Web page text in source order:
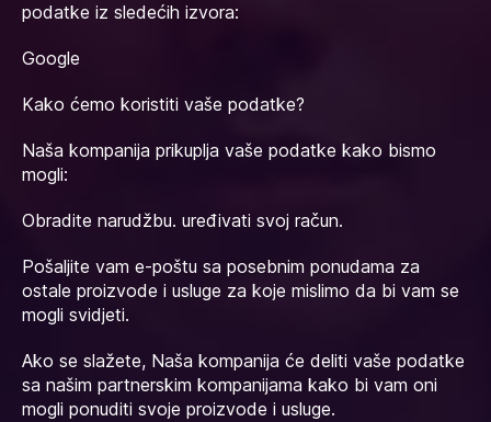
podatke iz sledećih izvora:
Google
Kako ćemo koristiti vaše podatke?
Naša kompanija prikuplja vaše podatke kako bismo
mogli:
Obradite narudžbu. uređivati svoj račun.
Pošaljite vam e-poštu sa posebnim ponudama za
ostale proizvode i usluge za koje mislimo da bi vam se
mogli svidjeti.
Ako se slažete, Naša kompanija će deliti vaše podatke
sa našim partnerskim kompanijama kako bi vam oni
mogli ponuditi svoje proizvode i usluge.